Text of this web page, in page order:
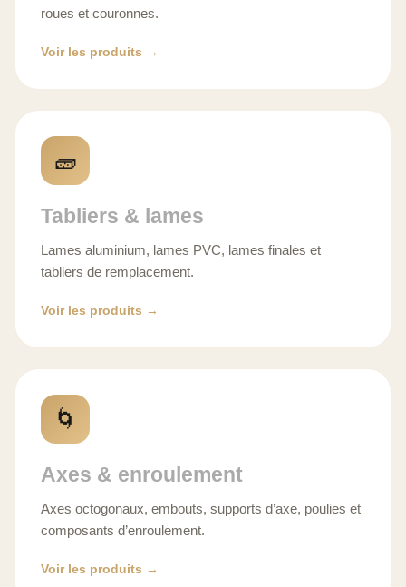
roues et couronnes.
Voir les produits →
🧱
Tabliers & lames
Lames aluminium, lames PVC, lames finales et
tabliers de remplacement.
Voir les produits →
🌀
Axes & enroulement
Axes octogonaux, embouts, supports d’axe, poulies et
composants d’enroulement.
Voir les produits →